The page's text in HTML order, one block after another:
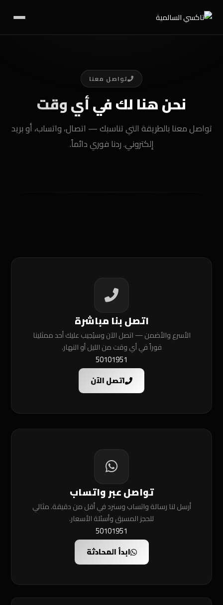
تواصل معنا
نحن هنا لكفي أي وقت
تواصل معنا بالطريقة التي تناسبك — اتصال، واتساب، أو بريد
إلكتروني. ردنا فوري دائماً.
اتصل بنا مباشرة
الأسرع والأضمن — اتصل الآن وسيُجيب عليك أحد ممثلينا
فوراً في أي وقت من الليل أو النهار.
50101951
اتصل الآن
تواصل عبر واتساب
أرسل لنا رسالة واتساب وسنرد في أقل من دقيقة. مثالي
للحجز المسبق وأسئلة الأسعار.
50101951
ابدأ المحادثة